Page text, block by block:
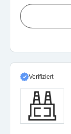
Verifiziert